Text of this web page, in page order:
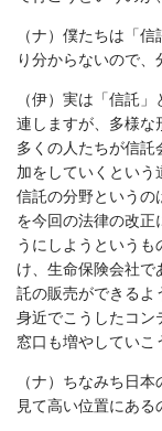
（ナ）僕たちは「
り分からないので、
（伊）実は「信託
連しますが、多様な
多くの人たちが信託
加をしていくという
信託の分野というの
を今回の法律の改正
うにしようという
け、生命保険会社
託の販売ができるよ
身近でこうしたコン
窓口も増やしていこ
（ナ）ちなみち日
見て高い位置にある